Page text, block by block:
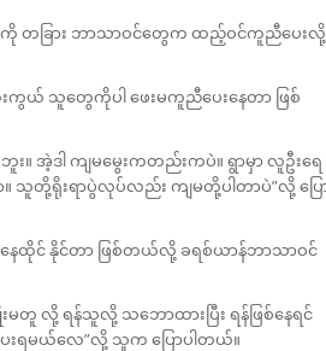
ကို တခြား ဘာသာဝင်တွေက ထည့်ဝင်ကူညီပေးလို့
ယ် သူတွေကိုပါ ဖေးမကူညီပေးနေတာ ဖြစ်
။ အဲ့ဒါ ကျမမွေးကတည်းကပဲ။ ရွာမှာ လူဦးရေ
တို့ရိုးရာပွဲလုပ်လည်း ကျမတို့ပါတာပဲ”လို့ ပြေ
ေထိုင် နိုင်တာ ဖြစ်တယ်လို့ ခရစ်ယာန်ဘာသာဝင်
လို့ ရန်သူလို့ သဘောထားပြီး ရန်ဖြစ်နေရင်
ပေးရမယ်လေ”လို့ သူက ပြောပါတယ်။